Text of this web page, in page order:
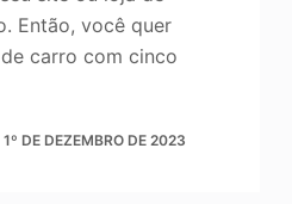
Então, você quer
carro com cinco
1º DE DEZEMBRO DE 2023